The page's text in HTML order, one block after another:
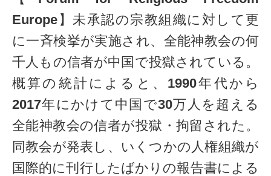
Europe】未承認の宗教組織に対して更
に一斉検挙が実施され、全能神教会の何
千人もの信者が中国で投獄されている。
概算の統計によると、1990年代から
2017年にかけて中国で30万人を超える
全能神教会の信者が投獄・拘留された。
同教会が発表し、いくつかの人権組織が
国際的に刊行したばかりの報告書による